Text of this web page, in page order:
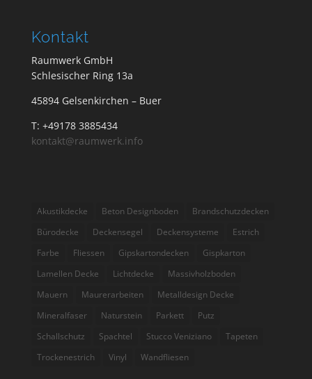
Kontakt
Raumwerk GmbH
Schlesischer Ring 13a
45894 Gelsenkirchen – Buer
T: +49178 3885434
kontakt@raumwerk.info
Akustikdecke Beton Designboden
Brandschutzdecken
Bürodecke
Deckensegel Deckensysteme
Estrich
Farbe
Fliessen Gipskartondecken
Gispkarton
Lamellen Decke
Lichtdecke
Massivholzboden
Mauern
Maurerarbeiten
Metalldesign Decke
Mineralfaser
Naturstein Parkett
Putz
Schallschutz
Spachtel Stucco Veniziano
Tapeten
Trockenestrich
Vinyl Wandfliesen